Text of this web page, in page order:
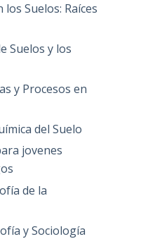
Suelos: Raíces
Suelos y los
y Procesos en
del Suelo
jovenes
de la
y Sociología